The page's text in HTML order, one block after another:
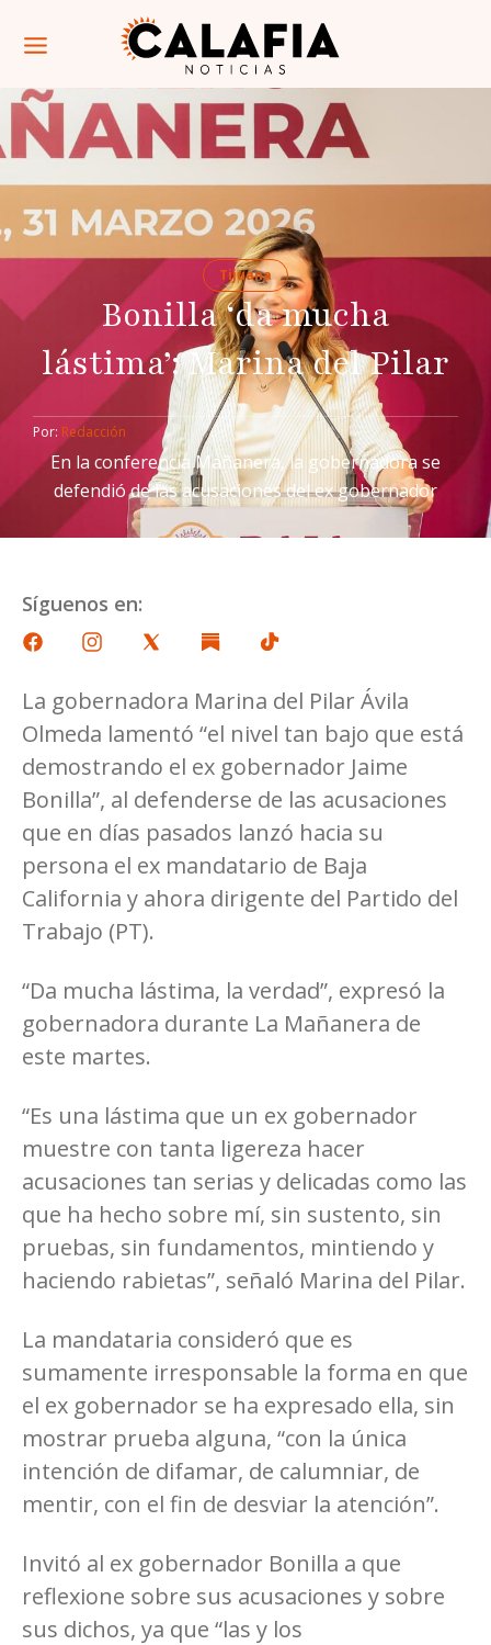
Tijuana
Bonilla ‘da mucha
lástima’: Marina del Pilar
Por: Redacción
En la conferencia Mañanera, la gobernadora se
defendió de las acusaciones del ex gobernador
Síguenos en:
La gobernadora Marina del Pilar Ávila
Olmeda lamentó “el nivel tan bajo que está
demostrando el ex gobernador Jaime
Bonilla”, al defenderse de las acusaciones
que en días pasados lanzó hacia su
persona el ex mandatario de Baja
California y ahora dirigente del Partido del
Trabajo (PT).
“Da mucha lástima, la verdad”, expresó la
gobernadora durante La Mañanera de
este martes.
“Es una lástima que un ex gobernador
muestre con tanta ligereza hacer
acusaciones tan serias y delicadas como las
que ha hecho sobre mí, sin sustento, sin
pruebas, sin fundamentos, mintiendo y
haciendo rabietas”, señaló Marina del Pilar.
La mandataria consideró que es
sumamente irresponsable la forma en que
el ex gobernador se ha expresado ella, sin
mostrar prueba alguna, “con la única
intención de difamar, de calumniar, de
mentir, con el fin de desviar la atención”.
Invitó al ex gobernador Bonilla a que
reflexione sobre sus acusaciones y sobre
sus dichos, ya que “las y los